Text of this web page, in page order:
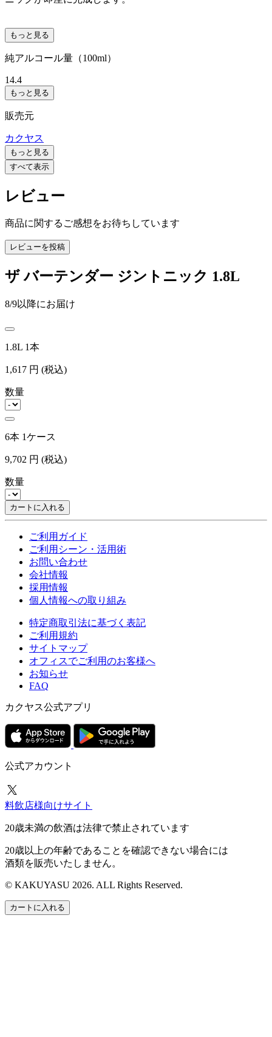
もっと見る
純アルコール量（100ml）
14.4
もっと見る
販売元
カクヤス
もっと見る
すべて表示
レビュー
商品に関するご感想をお待ちしています
レビューを投稿
ザ バーテンダー ジントニック 1.8L
8/9以降にお届け
1.8L 1本
1,617 円 (税込)
数量
6本 1ケース
9,702 円 (税込)
数量
カートに入れる
ご利用ガイド
ご利用シーン・活用術
お問い合わせ
会社情報
採用情報
個人情報への取り組み
特定商取引法に基づく表記
ご利用規約
サイトマップ
オフィスでご利用のお客様へ
お知らせ
FAQ
カクヤス公式アプリ
公式アカウント
料飲店様向けサイト
20歳未満の飲酒は法律で禁止されています
20歳以上の年齢であることを確認できない場合には
酒類を販売いたしません。
© KAKUYASU 2026. ALL Rights Reserved.
カートに入れる